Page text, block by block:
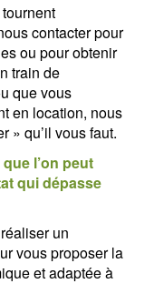
contacter pour
ou pour obtenir
train de
que vous
en location, nous
» qu’il vous faut.
l’on peut
qui dépasse
un
vous proposer la
et adaptée à